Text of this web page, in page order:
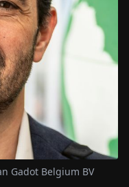
Gadot Belgium BV